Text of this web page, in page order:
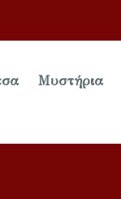
Μυστήρια